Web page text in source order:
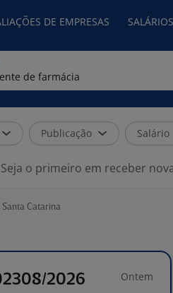
DE EMPRESAS SALÁRIOS
Publicação Salário
Seja o primeiro em receber
Catarina
2026 Ontem